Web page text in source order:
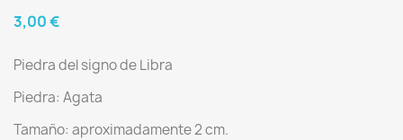
3,00 €
Piedra del signo de Libra
Piedra: Agata
Tamaño: aproximadamente 2 cm.